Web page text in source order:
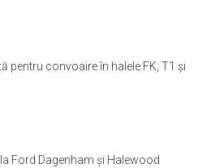
pentru convoaire în halele FK, T1 și
Ford Dagenham și Halewood